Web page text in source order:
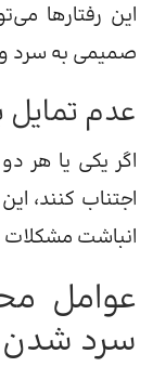
این رفتارها
صمیمی به سرد و
عدم
اگر یکی یا هر
اجتناب کنند،
انباشت
عوامل
سرد شدن